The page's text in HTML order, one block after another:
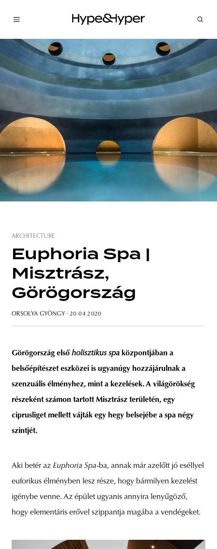
ARCHITECTURE
Euphoria Spa |
Misztrász,
Görögország
ORSOLYA GYÖNGY · 20 04 2020
Görögország első holisztikus spa központjában a
belsőépítészet eszközei is ugyanúgy hozzájárulnak a
szenzuális élményhez, mint a kezelések. A világörökség
részeként számon tartott Misztrász területén, egy
ciprusliget mellett vájták egy hegy belsejébe a spa négy
szintjét.
Aki betér az Euphoria Spa-ba, annak már azelőtt jó eséllyel
euforikus élményben lesz része, hogy bármilyen kezelést
igénybe venne. Az épület ugyanis annyira lenyűgöző,
hogy elementáris erővel szippantja magába a vendégeket.